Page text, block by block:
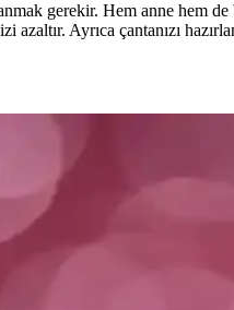
gerekir. Hem anne hem
Ayrıca çantanızı
ve Kullanım İpuçları
odaklanarak eski